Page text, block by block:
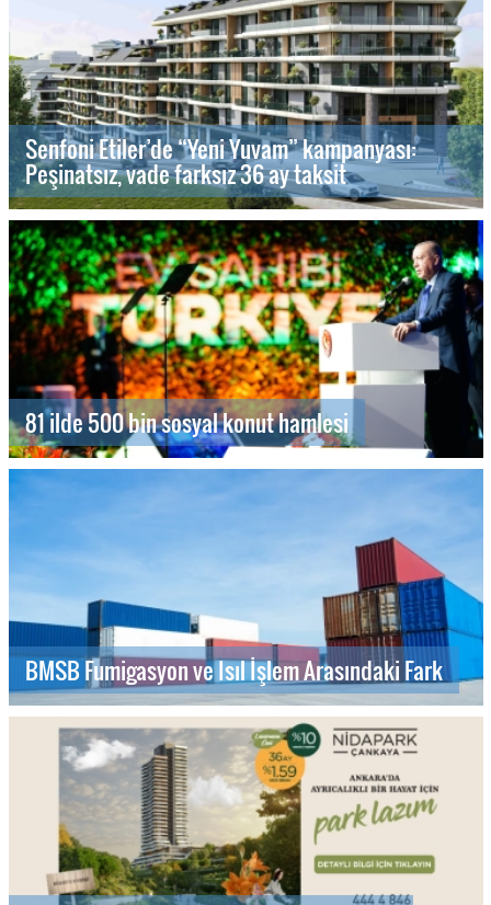
Senfoni Etiler’de “Yeni Yuvam” kampanyası:
Peşinatsız, vade farksız 36 ay taksit
81 ilde 500 bin sosyal konut hamlesi
BMSB Fumigasyon ve Isıl İşlem Arasındaki Fark